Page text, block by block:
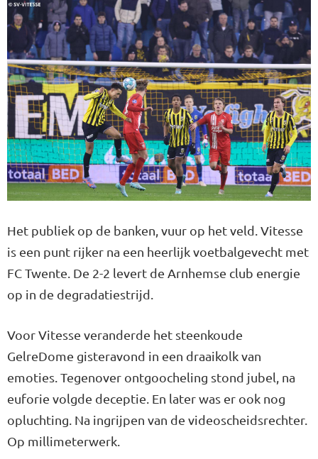
Het publiek op de banken, vuur op het veld. Vitesse
is een punt rijker na een heerlijk voetbalgevecht met
FC Twente. De 2-2 levert de Arnhemse club energie
op in de degradatiestrijd.
Voor Vitesse veranderde het steenkoude
GelreDome gisteravond in een draaikolk van
emoties. Tegenover ontgoocheling stond jubel, na
euforie volgde deceptie. En later was er ook nog
opluchting. Na ingrijpen van de videoscheidsrechter.
Op millimeterwerk.